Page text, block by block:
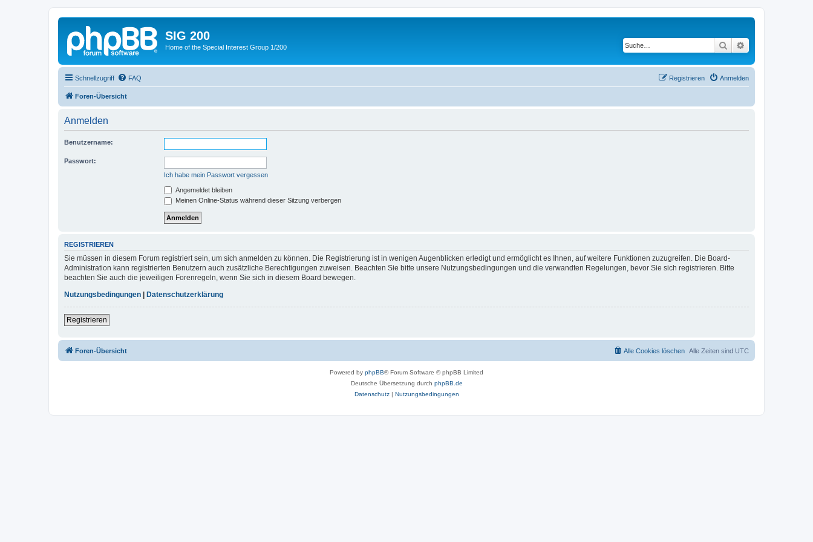
SIG 200
Home of the Special Interest Group 1/200 Suche
Schnellzugriff FAQ Anmelden
Registrieren
Foren-Übersicht
Anmelden
Benutzername:
Passwort:
Ich habe mein Passwort vergessen
Angemeldet bleiben
Meinen Online-Status während dieser Sitzung verbergen
REGISTRIEREN
Sie müssen in diesem Forum registriert sein, um sich anmelden zu können. Die Registrierung ist in wenigen Augenblicken erledigt und ermöglicht es Ihnen, auf weitere Funktionen zuzugreifen. Die Board-
Administration kann registrierten Benutzern auch zusätzliche Berechtigungen zuweisen. Beachten Sie bitte unsere Nutzungsbedingungen und die verwandten Regelungen, bevor Sie sich registrieren. Bitte
beachten Sie auch die jeweiligen Forenregeln, wenn Sie sich in diesem Board bewegen.
Nutzungsbedingungen
Datenschutzerklärung
Registrieren
Foren-Übersicht Alle Zeiten sind UTC
Alle Cookies löschen
Powered by phpBB® Forum Software © phpBB Limited
Deutsche Übersetzung durch phpBB.de
Datenschutz| Nutzungsbedingungen